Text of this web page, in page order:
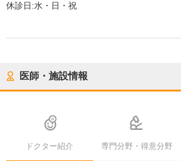
休診日:水・日・祝
医師・施設情報
ドクター紹介 専門分野・得意分野